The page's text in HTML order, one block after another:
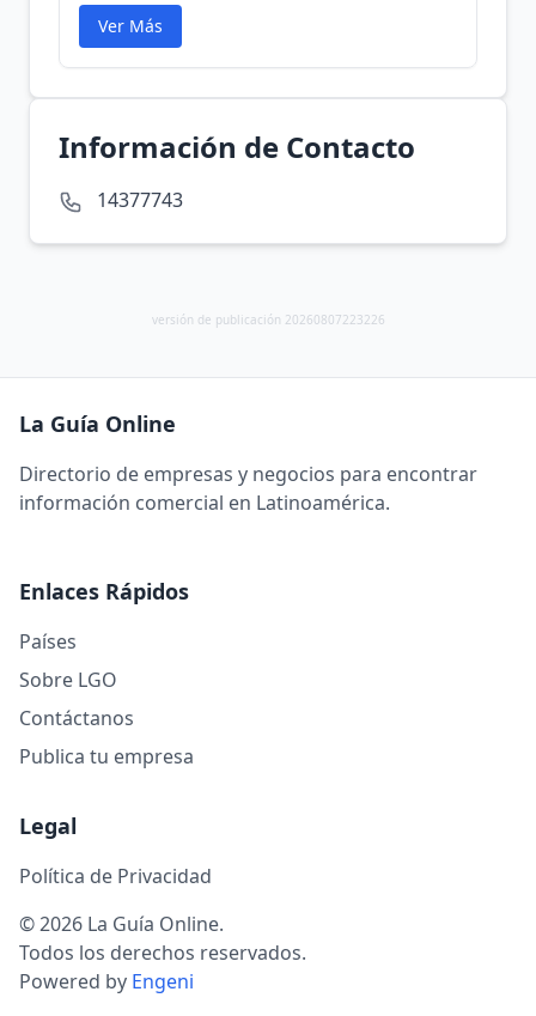
Ver Más
Información de Contacto
14377743
versión de publicación 20260807223226
La Guía Online
Directorio de empresas y negocios para encontrar
información comercial en Latinoamérica.
Enlaces Rápidos
Países
Sobre LGO
Contáctanos
Publica tu empresa
Legal
Política de Privacidad
© 2026 La Guía Online.
Todos los derechos reservados.
Powered by Engeni